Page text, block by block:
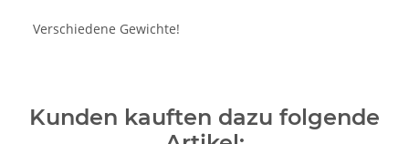
Verschiedene Gewichte!
Kunden kauften dazu folgende